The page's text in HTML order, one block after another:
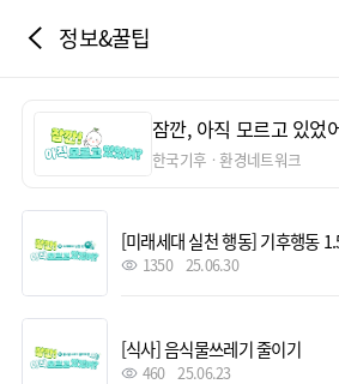
정보&꿀팁
잠깐, 아직 모르고 있었
한국기후ㆍ환경네트워크
[미래세대 실천 행동] 기후행동
1350 25.06.30
[식사] 음식물쓰레기 줄이기
460 25.06.23